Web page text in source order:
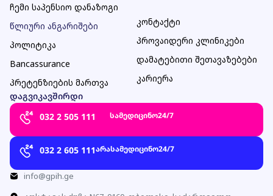
ჩემი საპენსიო დანაზოგი
წლიური ანგარიშები
პოლიტიკა
Bancassurance
პრეტენზიების მართვა
კონტაქტი
პროვაიდერი კლინიკები
დამატებითი შეთავაზებები
კარიერა
დაგვიკავშირდი
032 2 505 111
სამედიცინო24/7
032 2 605 111არასამედიცინო24/7
info@gpih.ge